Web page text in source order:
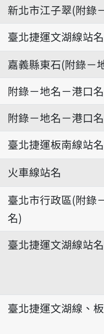
新北市江子翠(附錄
音讀Káng-kînn
臺北捷運文湖線站名
嘉義縣東石(附錄－
附錄－地名－港口名
附錄－地名－港口名
音讀Lâm-káng
臺北捷運板南線站名
音讀Lâm-káng
火車線站名
臺北市行政區(附錄
名)
Nńg-thé Hn̂g-
臺北捷運文湖線站名
臺北捷運文湖線、